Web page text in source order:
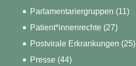
Parlamentariergruppen (11)
Patient*innenrechte(27)
Postvirale Erkrankungen (25)
Presse(44)